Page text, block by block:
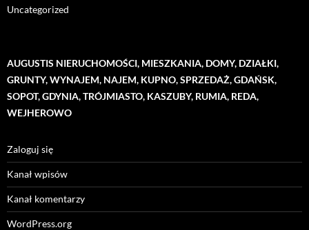
Uncategorized
AUGUSTIS NIERUCHOMOŚCI, MIESZKANIA, DOMY, DZIAŁKI,
GRUNTY, WYNAJEM, NAJEM, KUPNO, SPRZEDAŻ, GDAŃSK,
SOPOT, GDYNIA, TRÓJMIASTO, KASZUBY, RUMIA, REDA,
WEJHEROWO
Zaloguj się
Kanał wpisów
Kanał komentarzy
WordPress.org